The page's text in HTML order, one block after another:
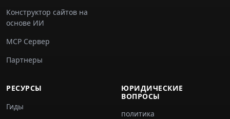
Конструктор сайтов на
основе ИИ
MCP Сервер
Партнеры
РЕСУРСЫ
Гиды
ЮРИДИЧЕСКИЕ
ВОПРОСЫ
политика